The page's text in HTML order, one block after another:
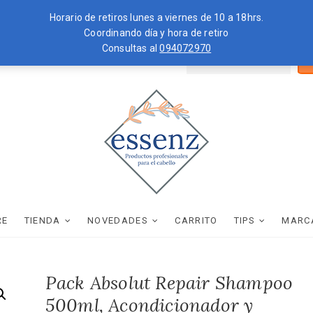
Horario de retiros lunes a viernes de 10 a 18hrs.
Coordinando día y hora de retiro
Consultas al094072970
por:
essenz
TIENDA NOVEDADES CARRITO TIPS
Pack Absolut Repair Shampoo
500ml, Acondicionador y